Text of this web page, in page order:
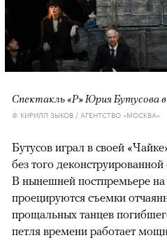
Спектакль «Р» Юрия Бутусова
© КИРИЛЛ ЗЫКОВ / АГЕНТСТВО «МОСКВА»
Бутусов играл в своей
без того
В нынешней постпремьере на
проецируются съемки
прощальных танцев
петля времени работает